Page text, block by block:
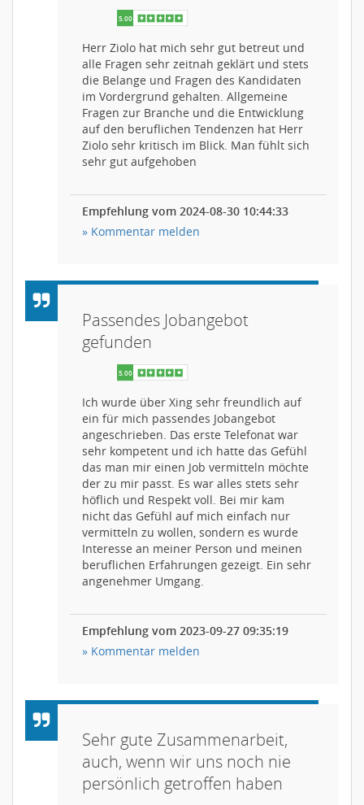
Herr Ziolo hat mich sehr gut betreut und
alle Fragen sehr zeitnah geklärt und stets
die Belange und Fragen des Kandidaten
im Vordergrund gehalten. Allgemeine
Fragen zur Branche und die Entwicklung
auf den beruflichen Tendenzen hat Herr
Ziolo sehr kritisch im Blick. Man fühlt sich
sehr gut aufgehoben
Empfehlung vom 2024-08-30 10:44:33
» Kommentar melden
Passendes Jobangebot
gefunden
Ich wurde über Xing sehr freundlich auf
ein für mich passendes Jobangebot
angeschrieben. Das erste Telefonat war
sehr kompetent und ich hatte das Gefühl
das man mir einen Job vermitteln möchte
der zu mir passt. Es war alles stets sehr
höflich und Respekt voll. Bei mir kam
nicht das Gefühl auf mich einfach nur
vermitteln zu wollen, sondern es wurde
Interesse an meiner Person und meinen
beruflichen Erfahrungen gezeigt. Ein sehr
angenehmer Umgang.
Empfehlung vom 2023-09-27 09:35:19
» Kommentar melden
Sehr gute Zusammenarbeit,
auch, wenn wir uns noch nie
persönlich getroffen haben